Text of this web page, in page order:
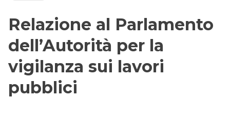
Relazione al Parlamento
dell’Autorità per la
vigilanza sui lavori
pubblici